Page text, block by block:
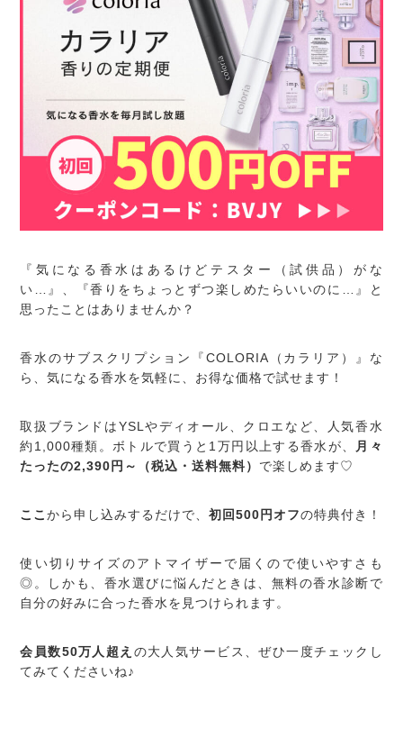
『気になる香水はあるけどテスター（試供品）がな
い…』、『香りをちょっとずつ楽しめたらいいのに…』と
思ったことはありませんか？
香水のサブスクリプション『COLORIA（カラリア）』な
ら、気になる香水を気軽に、お得な価格で試せます！
取扱ブランドはYSLやディオール、クロエなど、人気香水
約1,000種類。ボトルで買うと1万円以上する香水が、
月々
たったの2,390円～（税込・送料無料） で楽しめます♡
ここから申し込みするだけで、初回500円オフの特典付き！
使い切りサイズのアトマイザーで届くので使いやすさも
◎。しかも、香水選びに悩んだときは、無料の香水診断で
自分の好みに合った香水を見つけられます。
会員数50万人超え の大人気サービス、ぜひ一度チェックし
てみてくださいね♪